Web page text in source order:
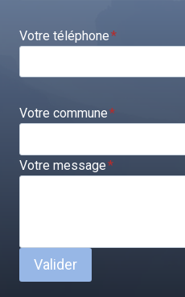
Votre téléphone*
Votre commune*
Votre message*
Valider